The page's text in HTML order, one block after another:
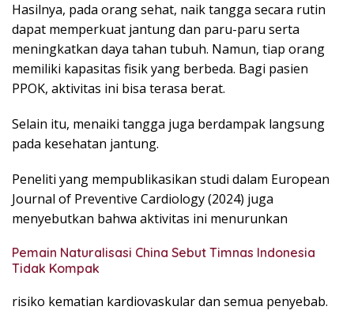
Hasilnya, pada orang sehat, naik tangga secara rutin
dapat memperkuat jantung dan paru-paru serta
meningkatkan daya tahan tubuh. Namun, tiap orang
memiliki kapasitas fisik yang berbeda. Bagi pasien
PPOK, aktivitas ini bisa terasa berat.
Selain itu, menaiki tangga juga berdampak langsung
pada kesehatan jantung.
Peneliti yang mempublikasikan studi dalam European
Journal of Preventive Cardiology (2024) juga
menyebutkan bahwa aktivitas ini menurunkan
Pemain Naturalisasi China Sebut Timnas Indonesia
Tidak Kompak
risiko kematian kardiovaskular dan semua penyebab.